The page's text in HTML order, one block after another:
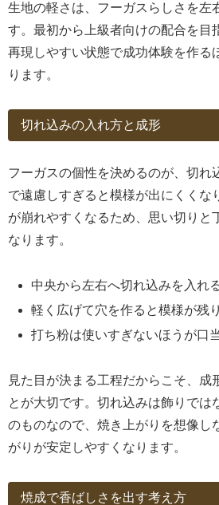
生地の軽さは、フーガスらしさを左
す。最初から上級者向けの配合を目
再現しやすい状態で成功体験を作る
ります。
切れ込みの入れ方と成形
フーガスの個性を決めるのが、切れ
で遠慮しすぎると模様が出にくくな
が崩れやすくなるため、思い切りと
なります。
中央から左右へ切れ込みを入れ
軽く広げて穴を作ると模様が残
打ち粉は使いすぎないほうが口
見た目が決まる工程だからこそ、成
とが大切です。切れ込みは飾りでは
のものなので、焼き上がりを想像し
がりが安定しやすくなります。
焼成で香ばしさを出す考え方